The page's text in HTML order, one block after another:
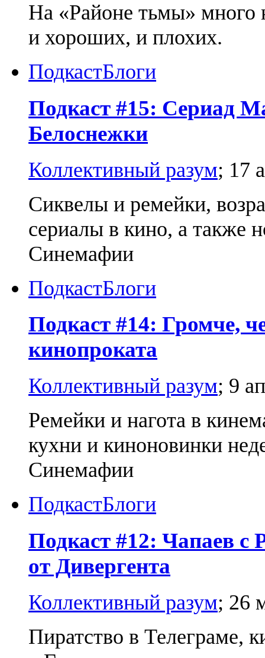
На «Районе тьмы» много
и хороших, и плохих.
ПодкастБлоги
Подкаст #15: Сериад
Белоснежки
Коллективный разум; 17
Сиквелы и ремейки,
сериалы в кино, а также
Синемафии
ПодкастБлоги
Подкаст #14: Громче,
кинопроката
Коллективный разум; 9
Ремейки и нагота в
кухни и киноновинки
Синемафии
ПодкастБлоги
Подкаст #12: Чапаев с
от Дивергента
Коллективный разум; 26
Пиратство в Телеграме,